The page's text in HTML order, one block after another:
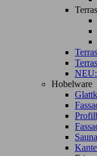
NEU:
Hobelware